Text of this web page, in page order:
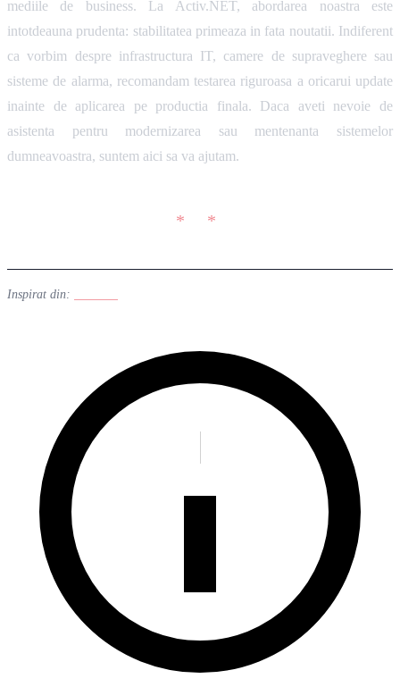
mediile de business. La Activ.NET, abordarea noastra este
intotdeauna prudenta: stabilitatea primeaza in fata noutatii. Indiferent
ca vorbim despre infrastructura IT, camere de supraveghere sau
sisteme de alarma, recomandam testarea riguroasa a oricarui update
inainte de aplicarea pe productia finala. Daca aveti nevoie de
asistenta pentru modernizarea sau mentenanta sistemelor
dumneavoastra, suntem aici sa va ajutam.
Inspirat din: